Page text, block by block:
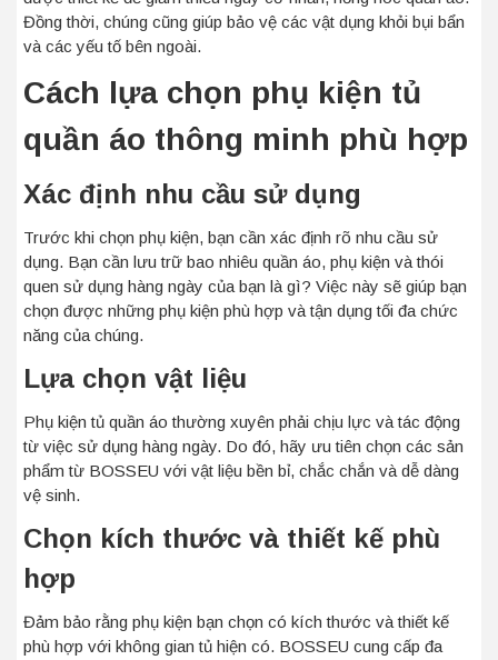
Đồng thời, chúng cũng giúp bảo vệ các vật dụng khỏi bụi bẩn
và các yếu tố bên ngoài.
Cách lựa chọn phụ kiện tủ
quần áo thông minh phù hợp
Xác định nhu cầu sử dụng
Trước khi chọn phụ kiện, bạn cần xác định rõ nhu cầu sử
dụng. Bạn cần lưu trữ bao nhiêu quần áo, phụ kiện và thói
quen sử dụng hàng ngày của bạn là gì? Việc này sẽ giúp bạn
chọn được những phụ kiện phù hợp và tận dụng tối đa chức
năng của chúng.
Lựa chọn vật liệu
Phụ kiện tủ quần áo thường xuyên phải chịu lực và tác động
từ việc sử dụng hàng ngày. Do đó, hãy ưu tiên chọn các sản
phẩm từ BOSSEU với vật liệu bền bỉ, chắc chắn và dễ dàng
vệ sinh.
Chọn kích thước và thiết kế phù
hợp
Đảm bảo rằng phụ kiện bạn chọn có kích thước và thiết kế
phù hợp với không gian tủ hiện có. BOSSEU cung cấp đa